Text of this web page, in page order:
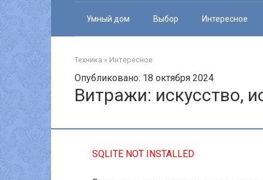
Умный дом Выбор Интересное
Техника » Интересное
Опубликовано: 18 октября 2024
Витражи: искусство,
SQLITE NOT INSTALLED